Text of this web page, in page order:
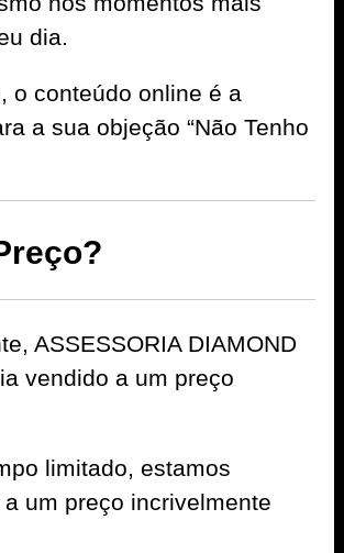
dia.
o conteúdo online é a
a sua objeção “Não Tenho
ASSESSORIA DIAMOND
vendido a um preço
limitado, estamos
um preço incrivelmente